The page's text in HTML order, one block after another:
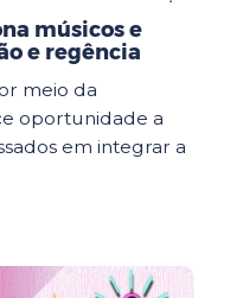
músicos e
e regência
meio da
oportunidade a
em integrar a